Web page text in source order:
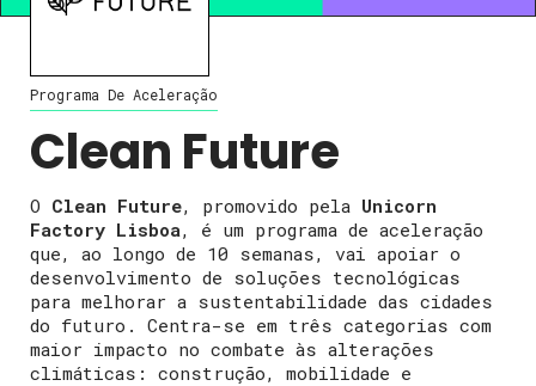
Programa De Aceleração
Clean Future
O Clean Future, promovido pela Unicorn
Factory Lisboa, é um programa de aceleração
que, ao longo de 10 semanas, vai apoiar o
desenvolvimento de soluções tecnológicas
para melhorar a sustentabilidade das cidades
do futuro. Centra-se em três categorias com
maior impacto no combate às alterações
climáticas: construção, mobilidade e